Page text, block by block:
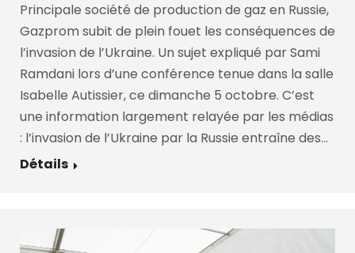
Principale société de production de gaz en Russie,
Gazprom subit de plein fouet les conséquences de
l’invasion de l’Ukraine. Un sujet expliqué par Sami
Ramdani lors d’une conférence tenue dans la salle
Isabelle Autissier, ce dimanche 5 octobre. C’est
une information largement relayée par les médias
: l’invasion de l’Ukraine par la Russie entraîne des…
Détails